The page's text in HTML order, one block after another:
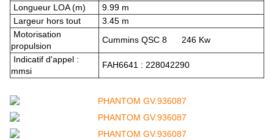
Longueur LOA (m)
9.99 m
Largeur hors tout
3.45 m
Motorisation
propulsion
Cummins QSC 8 246 Kw
Indicatif d'appel :
mmsi
FAH6641 : 228042290